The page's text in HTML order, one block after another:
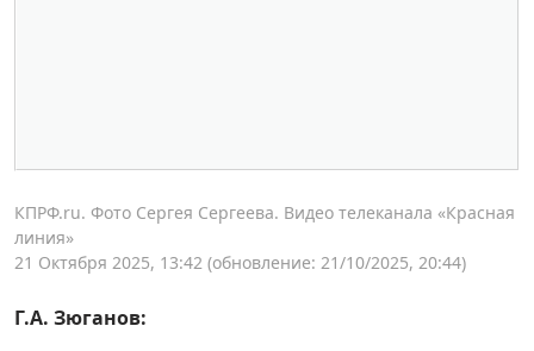
КПРФ.ru. Фото Сергея Сергеева. Видео телеканала «Красная
линия»
21 Октября 2025, 13:42 (обновление: 21/10/2025, 20:44)
Г.А. Зюганов: